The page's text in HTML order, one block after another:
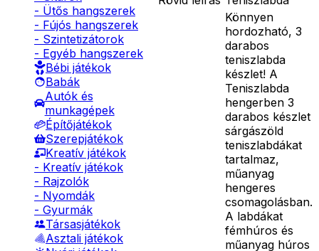
- Ütős hangszerek
- Fújós hangszerek
- Szintetizátorok
- Egyéb hangszerek
Bébi játékok
Babák
Autók és
munkagépek
Építőjátékok
Szerepjátékok
Kreatív játékok
- Kreatív játékok
- Rajzolók
- Nyomdák
- Gyurmák
Társasjátékok
Asztali játékok
Könnyen
hordozható, 3
darabos
teniszlabda
készlet! A
Teniszlabda
hengerben 3
darabos készlet
sárgászöld
teniszlabdákat
tartalmaz,
műanyag
hengeres
csomagolásban.
A labdákat
fémhúros és
műanyag húros